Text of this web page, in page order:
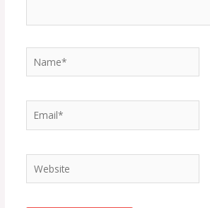
Email*
Website